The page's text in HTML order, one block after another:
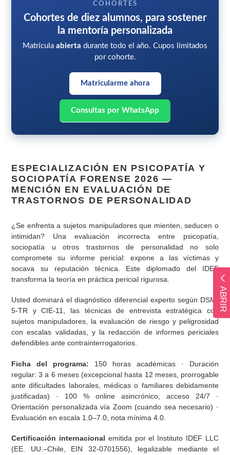
carrito
COHORTES
Cohortes de diez alumnos, para sostener
la mentoría personalizada
Matrícula abierta durante todo el año. Cupos limitados
por cohorte.
Matricularme ahora
Consultas por WhatsApp
ESPECIALIZACIÓN EN PSICOPATÍA Y
SOCIOPATÍA FORENSE 2026 —
MENCIÓN EN EVALUACIÓN DE
TRASTORNOS DE PERSONALIDAD
¿Se enfrenta a sujetos manipuladores que mienten, seducen o
intimidan? Una evaluación incorrecta entre psicopatía,
sociopatía u otros trastornos de personalidad no solo
compromete su informe pericial: expone a las víctimas y
socava su reputación técnica. Este diplomado del IDEF
transforma la teoría en práctica pericial rigurosa.
Usted dominará el diagnóstico diferencial experto según DSM-
5-TR y CIE-11, las técnicas de entrevista estratégica con
sujetos manipuladores, la evaluación de riesgo y peligrosidad
con escalas validadas, y la redacción de informes periciales
defendibles ante contrainterrogatorios.
Ficha del programa: 150 horas académicas · Duración
regular: 3 a 6 meses (excepcional hasta 12 meses, prorrogable
ante dificultades laborales, médicas o familiares debidamente
justificadas) · 100 % online asincrónico, acceso 24/7 ·
Orientación personalizada vía Zoom (cuando sea necesario) ·
Evaluación en escala 1.0–7.0, nota mínima 4.0.
Certificación internacional emitida por el Instituto IDEF LLC
(EE. UU.–Chile, EIN 32-0701556), legalizable mediante el
ABRIR